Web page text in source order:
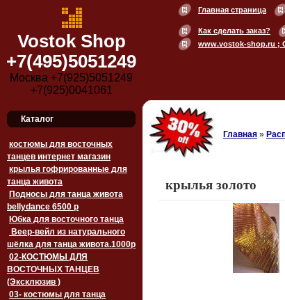
Vostok Shop
+7(495)5051249
Москва +7(925)5051249
+7(925)0041061
Главная страница
Как сделать заказ?
www.vostok-shop.ru ;
Каталог
костюмы для восточных
танцев интернет магазин
крылья гофрированные для
танца живота
Подносы для танца живота
bellydance 6500 p
Юбка для восточного танца
Веер-вейл из натурального
шёлка для танца живота.1000p
02-КОСТЮМЫ ДЛЯ
ВОСТОЧНЫХ ТАНЦЕВ
(Эксклюзив )
03- костюмы для танца
Главная »
крылья золото